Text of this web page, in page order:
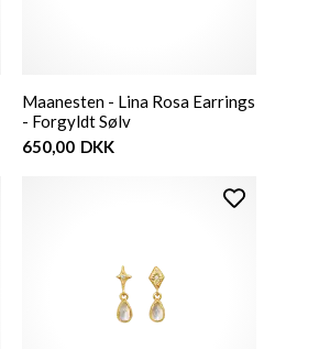
Maanesten - Lina Rosa Earrings
- Forgyldt Sølv
650,00 DKK